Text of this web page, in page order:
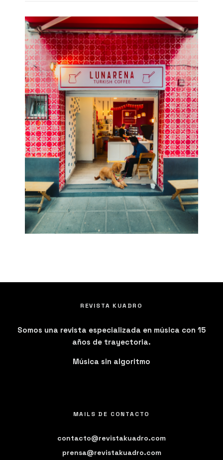
REVISTA KUADRO
Somos una revista especializada en música con 15
años de trayectoria.
Música sin algoritmo
MAILS DE CONTACTO
contacto@revistakuadro.com
prensa@revistakuadro.com